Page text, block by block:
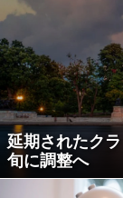
延期されたク
旬に調整へ